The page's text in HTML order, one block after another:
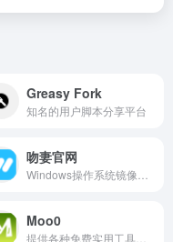
Greasy Fork
知名的用户脚本分享平台
吻妻官网
Moo0